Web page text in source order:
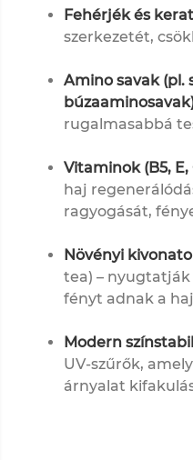
Fehérjék és
szerkezetét,
Amino savak (pl.
rugalmasabbá
Vitaminok (B5,
haj
ragyogását,
Növényi
tea) –
fényt adnak a
Modern
UV-szűrők,
árnyalat